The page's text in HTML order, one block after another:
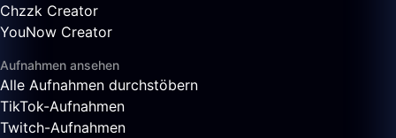
Chzzk Creator
YouNow Creator
Aufnahmen ansehen
Alle Aufnahmen durchstöbern
TikTok-Aufnahmen
Twitch-Aufnahmen